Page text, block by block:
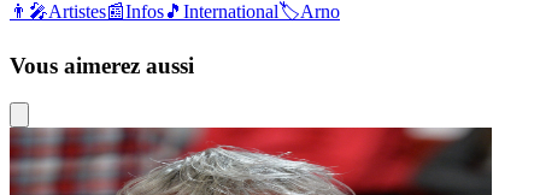
👨‍🎤Artistes📰Infos🎵 International🏷️Arno
Vous aimerez aussi